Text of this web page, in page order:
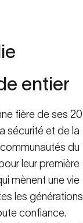
à
entier
fière de ses 20
sécurité et de la
du
leur première
mènent une vie
les générations
confiance.